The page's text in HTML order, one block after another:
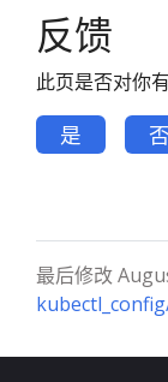
反馈
此页是否对你
是 否
最后修改